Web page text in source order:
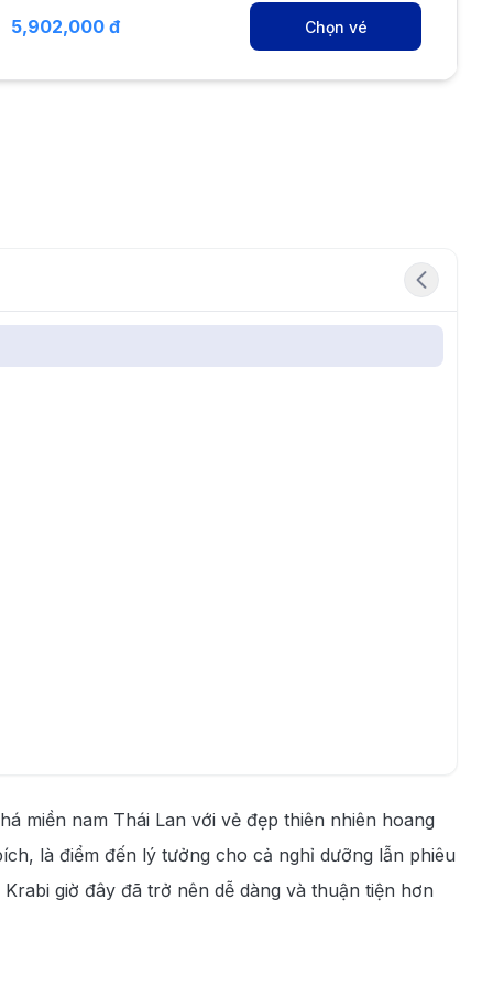
5,902,000 đ Chọn vé
miền nam Thái Lan với vẻ đẹp thiên nhiên hoang
là điểm đến lý tưởng cho cả nghỉ dưỡng lẫn phiêu
giờ đây đã trở nên dễ dàng và thuận tiện hơn